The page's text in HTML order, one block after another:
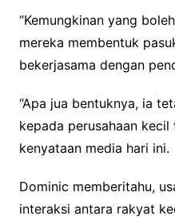
“Kemungkinan yang
mereka membentuk
bekerjasama dengan
“Apa jua bentuknya, ia
kepada perusahaan kecil
kenyataan media hari ini.
Dominic memberitahu,
interaksi antara rakyat